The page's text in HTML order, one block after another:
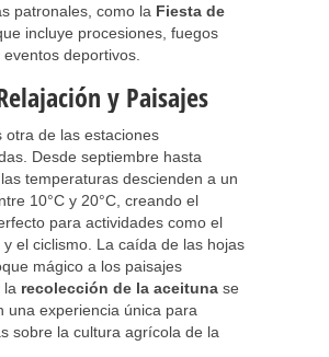
patronales, como la Fiesta de
que incluye procesiones, fuegos
deportivos.
y Paisajes
otra de las estaciones
Desde septiembre hasta
temperaturas descienden a un
10°C y 20°C, creando el
para actividades como el
el ciclismo. La caída de las hojas
mágico a los paisajes
la recolección de la aceituna se
una experiencia única para
sobre la cultura agrícola de la